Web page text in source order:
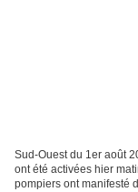
Sud-Ouest du 1er août
ont été activées hier
pompiers ont manifesté